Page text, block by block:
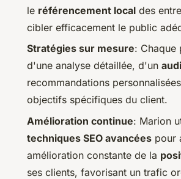
le référencement local des
cibler efficacement le public
Stratégies sur mesure: Chaque
d'une analyse détaillée, d'un
recommandations
objectifs spécifiques du client.
Amélioration continue: Marion
techniques SEO avancées pour
amélioration constante de la
ses clients, favorisant un trafic